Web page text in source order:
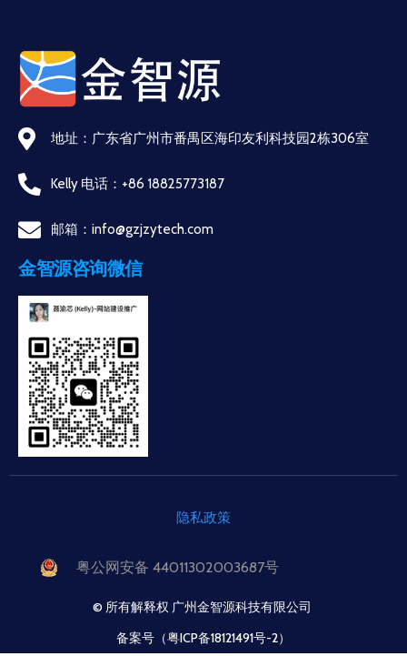
地址：广东省广州市番禺区海印友利科技园2栋306室
Kelly 电话：+86 18825773187
邮箱：info@gzjzytech.com
金智源咨询微信
隐私政策
粤公网安备 44011302003687号
© 所有解释权 广州金智源科技有限公司
备案号（粤ICP备18121491号-2）